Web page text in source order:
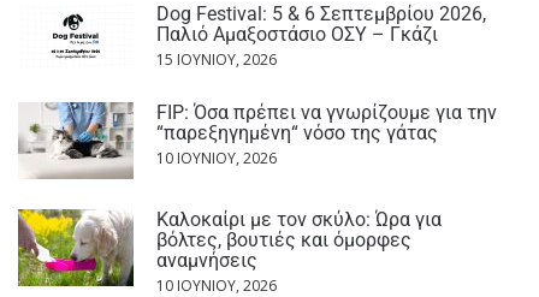
Dog Festival: 5 & 6 Σεπτεμβρίου 2026,
Παλιό Αμαξοστάσιο ΟΣΥ – Γκάζι
15 ΙΟΥΝΊΟΥ, 2026
FIP: Όσα πρέπει να γνωρίζουμε για την
“παρεξηγημένη“ νόσο της γάτας
10 ΙΟΥΝΊΟΥ, 2026
Καλοκαίρι με τον σκύλο: Ώρα για
βόλτες, βουτιές και όμορφες
αναμνήσεις
10 ΙΟΥΝΊΟΥ, 2026